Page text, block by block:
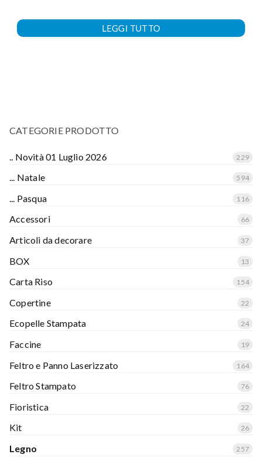
LEGGI TUTTO
CATEGORIE PRODOTTO
.. Novità 01 Luglio 2026 229
... Natale 594
... Pasqua 116
Accessori 66
Articoli da decorare 37
BOX 13
Carta Riso 154
Copertine 22
Ecopelle Stampata 24
Faccine 19
Feltro e Panno Laserizzato 164
Feltro Stampato 76
Fioristica 22
Kit 26
Legno 257